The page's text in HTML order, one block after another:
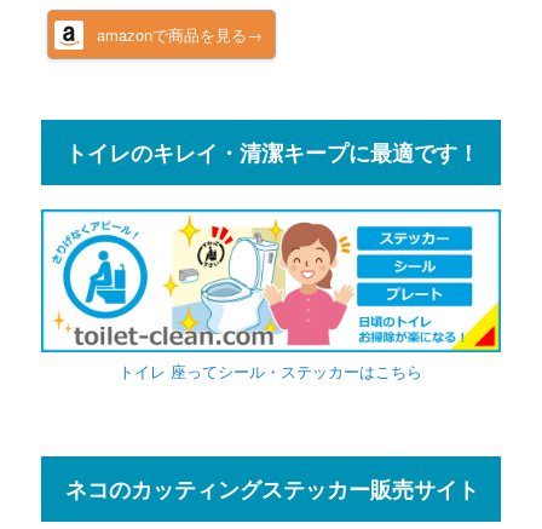
amazonで商品を見る→
トイレのキレイ・清潔キープに最適です！
トイレ 座ってシール・ステッカーはこちら
ネコのカッティングステッカー販売サイト